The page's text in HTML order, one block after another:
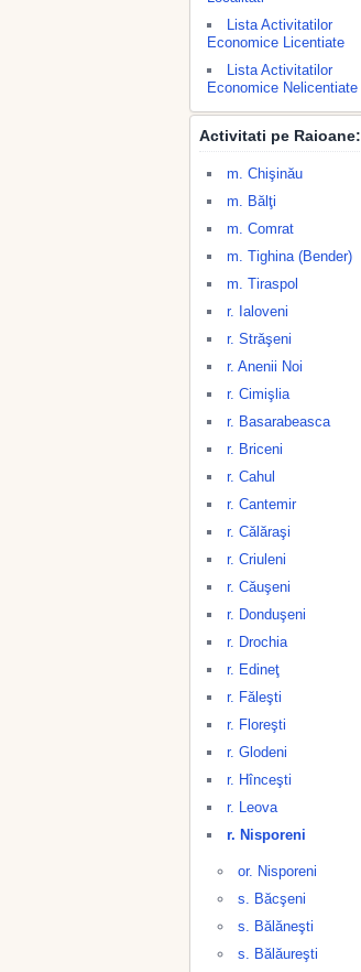
Lista Activitatilor
Economice Licentiate
Lista Activitatilor
Economice Nelicentiate
Activitati pe Raioane:
m. Chişinău
m. Bălţi
m. Comrat
m. Tighina (Bender)
m. Tiraspol
r. Ialoveni
r. Străşeni
r. Anenii Noi
r. Cimişlia
r. Basarabeasca
r. Briceni
r. Cahul
r. Cantemir
r. Călăraşi
r. Criuleni
r. Căuşeni
r. Donduşeni
r. Drochia
r. Edineţ
r. Făleşti
r. Floreşti
r. Glodeni
r. Hînceşti
r. Leova
r. Nisporeni
or. Nisporeni
s. Băcşeni
s. Bălăneşti
s. Bălăureşti